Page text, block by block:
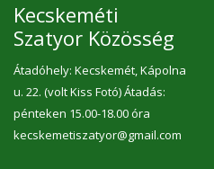
Kecskeméti
Szatyor Közösség
Átadóhely: Kecskemét, Kápolna
u. 22. (volt Kiss Fotó) Átadás:
pénteken 15.00-18.00 óra
kecskemetiszatyor@gmail.com